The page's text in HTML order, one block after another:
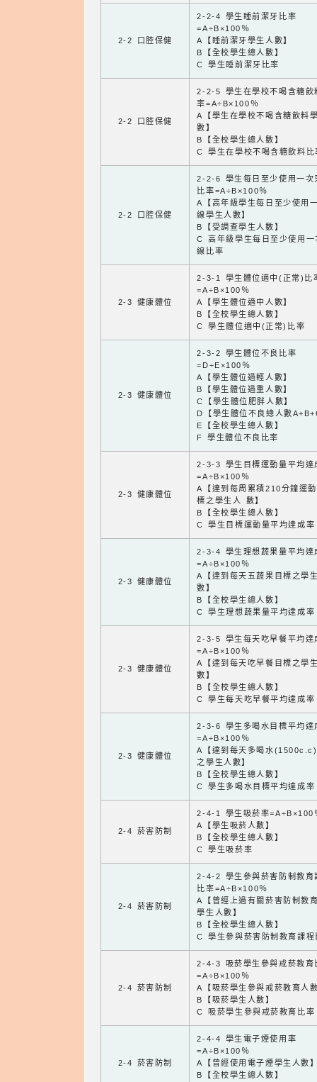
2-2 口腔保健
2-2-4 學生睡前潔牙比率
=A÷B×100％
A【睡前潔牙學生人數】
B【全校學生總人數】
C 學生睡前潔牙比率
2-2 口腔保健
2-2-5 學生在學校不喝含糖飲
率=A÷B×100％
A【學生在學校不喝含糖飲料
數】
B【全校學生總人數】
C 學生在學校不喝含糖飲料比
2-2 口腔保健
2-2-6 學生每日至少使用一次
比率=A÷B×100％
A【高年級學生每日至少使用
線學生人數】
B【受調查學生人數】
C 高年級學生每日至少使用一
線比率
2-3 健康體位
2-3-1 學生體位適中(正常)比
=A÷B×100％
A【學生體位適中人數】
B【全校學生總人數】
C 學生體位適中(正常)比率
2-3 健康體位
2-3-2 學生體位不良比率
=D÷E×100％
A【學生體位過輕人數】
B【學生體位過重人數】
C【學生體位肥胖人數】
D【學生體位不良總人數
E【全校學生總人數】
F 學生體位不良比率
2-3 健康體位
2-3-3 學生目標運動量平均達
=A÷B×100％
A【達到每周累積210分鐘運
標之學生人 數】
B【全校學生總人數】
C 學生目標運動量平均達成率
2-3 健康體位
2-3-4 學生理想蔬果量平均達
=A÷B×100％
A【達到每天五蔬果目標之學
數】
B【全校學生總人數】
C 學生理想蔬果量平均達成率
2-3 健康體位
2-3-5 學生每天吃早餐平均達
=A÷B×100％
A【達到每天吃早餐目標之學
數】
B【全校學生總人數】
C 學生每天吃早餐平均達成率
2-3 健康體位
2-3-6 學生多喝水目標平均達
=A÷B×100％
A【達到每天多喝水
之學生人數】
B【全校學生總人數】
C 學生多喝水目標平均達成率
2-4 菸害防制
2-4-1 學生吸菸率=A÷B×100
A【學生吸菸人數】
B【全校學生總人數】
C 學生吸菸率
2-4 菸害防制
2-4-2 學生參與菸害防制教育
比率=A÷B×100％
A【曾經上過有關菸害防制教
學生人數】
B【全校學生總人數】
C 學生參與菸害防制教育課程
2-4 菸害防制
2-4-3 吸菸學生參與戒菸教育
=A÷B×100％
A【吸菸學生參與戒菸教育人
B【吸菸學生人數】
C 吸菸學生參與戒菸教育比率
2-4 菸害防制
2-4-4 學生電子煙使用率
=A÷B×100％
A【曾經使用電子煙學生人數
B【全校學生總人數】